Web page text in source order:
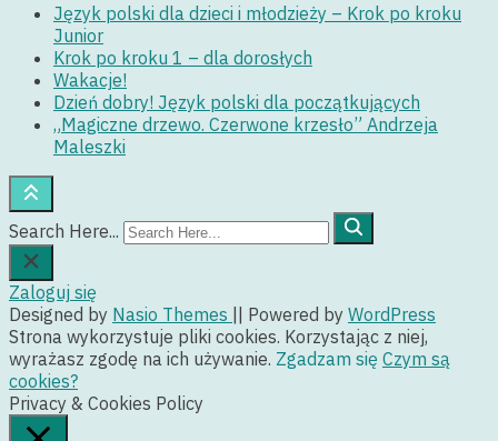
Język polski dla dzieci i młodzieży – Krok po kroku
Junior
Krok po kroku 1 – dla dorosłych
Wakacje!
Dzień dobry! Język polski dla początkujących
„Magiczne drzewo. Czerwone krzesło” Andrzeja
Maleszki
Search Here...
Zaloguj się
Designed by Nasio Themes || Powered by WordPress
Strona wykorzystuje pliki cookies. Korzystając z niej,
wyrażasz zgodę na ich używanie. Zgadzam się Czym są
cookies?
Privacy & Cookies Policy